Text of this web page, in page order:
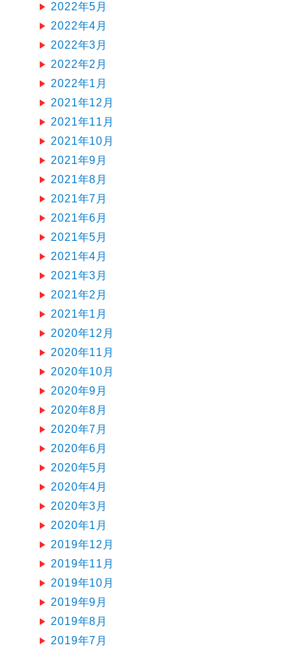
2022年5月
2022年4月
2022年3月
2022年2月
2022年1月
2021年12月
2021年11月
2021年10月
2021年9月
2021年8月
2021年7月
2021年6月
2021年5月
2021年4月
2021年3月
2021年2月
2021年1月
2020年12月
2020年11月
2020年10月
2020年9月
2020年8月
2020年7月
2020年6月
2020年5月
2020年4月
2020年3月
2020年1月
2019年12月
2019年11月
2019年10月
2019年9月
2019年8月
2019年7月